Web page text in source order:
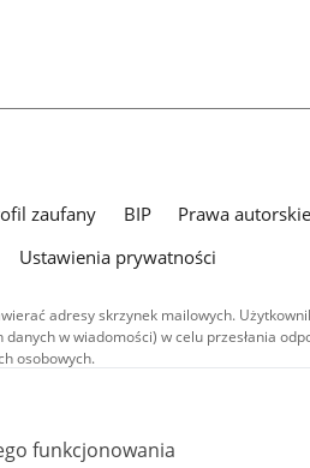
zaufany BIP Prawa autorskie
Ustawienia prywatności
adresy skrzynek mailowych.
w wiadomości) w celu przesłania
osobowych.
(z wyłączeniem treści audiowizualnych),
Commons: uznanie autorstwa - na tych
audiowizualne, w tym zdjęcia, materiały
Commons: uznanie autorstwa użycie
funkcjonowania